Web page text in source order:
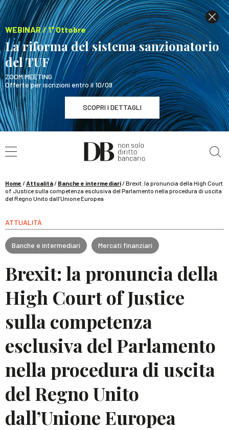
WEBINAR / 1° Ottobre
La riforma del sistema sanzionatorio
del TUF
ZOOM MEETING
Offerte per iscrizioni entro il 10/09
SCOPRI I DETTAGLI
WEBINAR / 1° Ottobre
La riforma del sistema sanzionatorio del TUF
Home /Attualità/ Banche e intermediari/Brexit: la pronuncia della High Court
of Justice sulla competenza esclusiva del Parlamento nella procedura di uscita
del Regno Unito dall’Unione Europea
ATTUALITÀ
Banche e intermediari Mercati finanziari
Brexit: la pronuncia della
High Court of Justice
sulla competenza
esclusiva del Parlamento
nella procedura di uscita
del Regno Unito
dall’Unione Europea